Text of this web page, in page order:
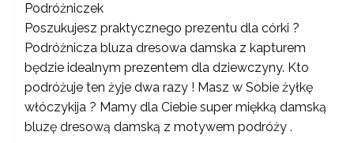
Podróżniczek
Poszukujesz praktycznego prezentu dla córki ?
Podróżnicza bluza dresowa damska z kapturem
będzie idealnym prezentem dla dziewczyny. Kto
podróżuje ten żyje dwa razy ! Masz w Sobie żyłkę
włóczykija ? Mamy dla Ciebie super miękką damską
bluzę dresową damską z motywem podróży .